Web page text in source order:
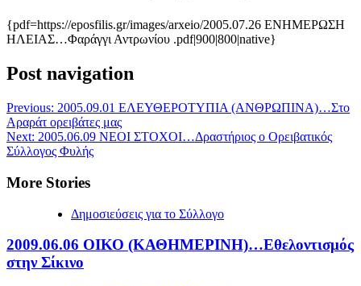
{pdf=https://eposfilis.gr/images/arxeio/2005.07.26 ΕΝΗΜΕΡΩΣΗ
ΗΛΕΙΑΣ…Φαράγγι Αντρωνίου .pdf|900|800|native}
Post navigation
Previous: 2005.09.01 ΕΛΕΥΘΕΡΟΤΥΠΙΑ (ΑΝΘΡΩΠΙΝΑ)…Στο
Αραράτ ορειβάτες μας
Next: 2005.06.09 ΝΕΟΙ ΣΤΟΧΟΙ…Δραστήριος ο Ορειβατικός
Σύλλογος Φυλής
More Stories
Δημοσιεύσεις για το Σύλλογο
2009.06.06 ΟΙΚΟ (ΚΑΘΗΜΕΡΙΝΗ)…Εθελοντισμός
στην Σίκινο